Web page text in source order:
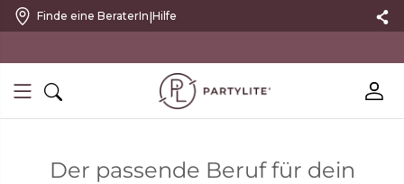
Finde eine BeraterIn|Hilfe
Der passende Beruf für dein